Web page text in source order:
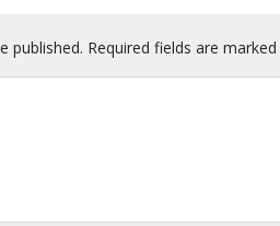
published. Required fields are marked